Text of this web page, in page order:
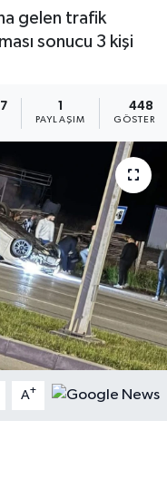
gelen trafik
sonucu 3 kişi
1
PAYLAŞIM
448
A+